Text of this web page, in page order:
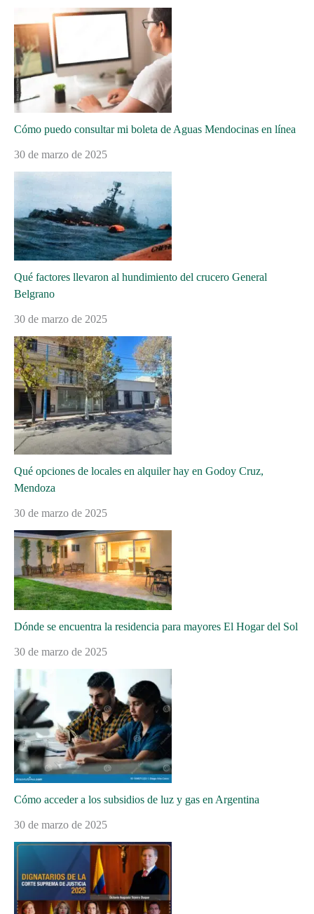
Cómo puedo consultar mi boleta de Aguas Mendocinas en línea
30 de marzo de 2025
Qué factores llevaron al hundimiento del crucero General
Belgrano
30 de marzo de 2025
Qué opciones de locales en alquiler hay en Godoy Cruz,
Mendoza
30 de marzo de 2025
Dónde se encuentra la residencia para mayores El Hogar del Sol
30 de marzo de 2025
Cómo acceder a los subsidios de luz y gas en Argentina
30 de marzo de 2025